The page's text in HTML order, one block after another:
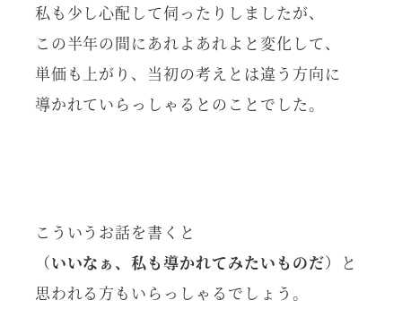
私も少し心配して伺ったりしましたが、
この半年の間にあれよあれよと変化して、
単価も上がり、当初の考えとは違う方向に
導かれていらっしゃるとのことでした。
こういうお話を書くと
（いいなぁ、私も導かれてみたいものだ）と
思われる方もいらっしゃるでしょう。